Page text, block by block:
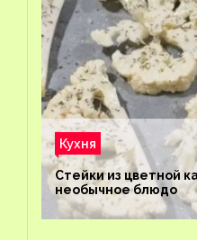
Кухня
Стейки из цветной
необычное блюдо